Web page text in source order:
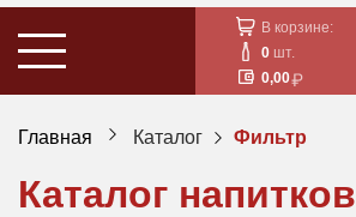
В корзине:
0 шт.
0,00
Главная Каталог Фильтр
Каталог напитков